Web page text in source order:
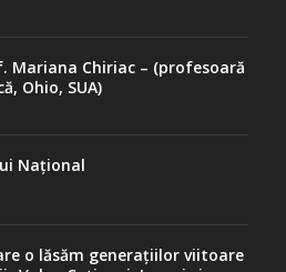
Mariana Chiriac – (profesoară
Ohio, SUA)
Național
o lăsăm generațiilor viitoare